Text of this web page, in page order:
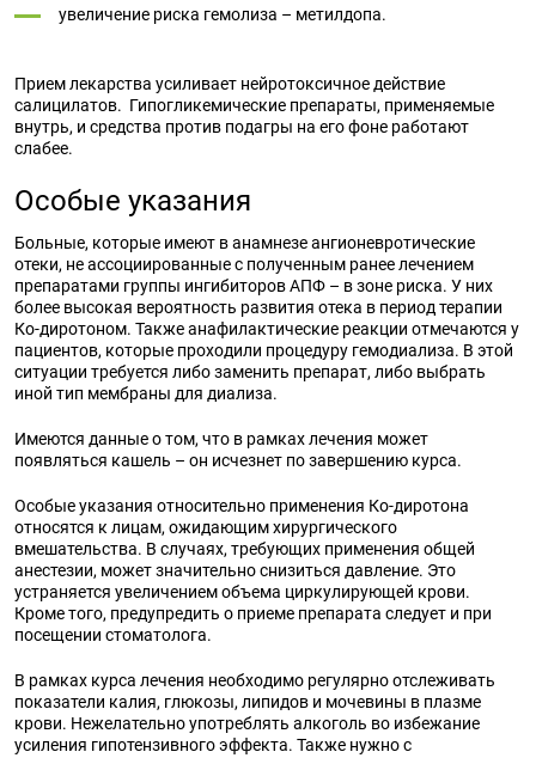
увеличение риска гемолиза – метилдопа.
Прием лекарства усиливает нейротоксичное действие
салицилатов. Гипогликемические препараты, применяемые
внутрь, и средства против подагры на его фоне работают
слабее.
Особые указания
Больные, которые имеют в анамнезе ангионевротические
отеки, не ассоциированные с полученным ранее лечением
препаратами группы ингибиторов АПФ – в зоне риска. У них
более высокая вероятность развития отека в период терапии
Ко-диротоном. Также анафилактические реакции отмечаются у
пациентов, которые проходили процедуру гемодиализа. В этой
ситуации требуется либо заменить препарат, либо выбрать
иной тип мембраны для диализа.
Имеются данные о том, что в рамках лечения может
появляться кашель – он исчезнет по завершению курса.
Особые указания относительно применения Ко-диротона
относятся к лицам, ожидающим хирургического
вмешательства. В случаях, требующих применения общей
анестезии, может значительно снизиться давление. Это
устраняется увеличением объема циркулирующей крови.
Кроме того, предупредить о приеме препарата следует и при
посещении стоматолога.
В рамках курса лечения необходимо регулярно отслеживать
показатели калия, глюкозы, липидов и мочевины в плазме
крови. Нежелательно употреблять алкоголь во избежание
усиления гипотензивного эффекта. Также нужно с